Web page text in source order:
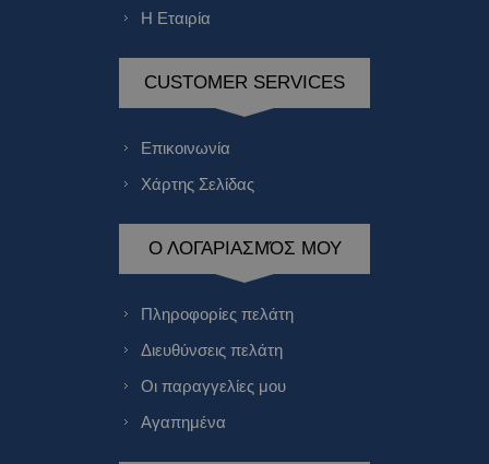
Η Εταιρία
CUSTOMER SERVICES
Επικοινωνία
Χάρτης Σελίδας
Ο ΛΟΓΑΡΙΑΣΜΌΣ ΜΟΥ
Πληροφορίες πελάτη
Διευθύνσεις πελάτη
Οι παραγγελίες μου
Αγαπημένα